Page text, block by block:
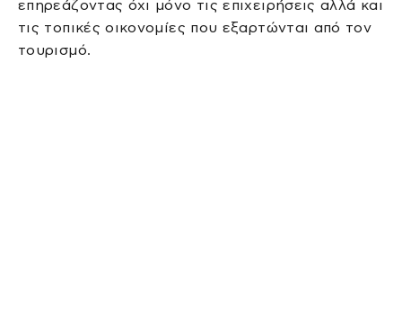
επηρεάζοντας όχι μόνο τις επιχειρήσεις αλλά και
τις τοπικές οικονομίες που εξαρτώνται από τον
τουρισμό.